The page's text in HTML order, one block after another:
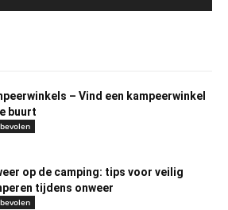
– Vind een kampeerwinkel
buurt
op de camping: tips voor veilig
tijdens onweer